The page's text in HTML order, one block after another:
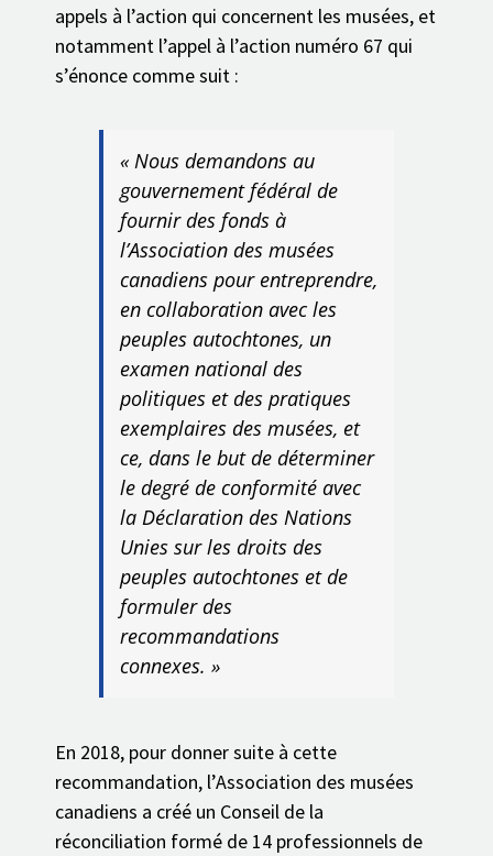
appels à l’action qui concernent les musées, et
notamment l’appel à l’action numéro 67 qui
s’énonce comme suit :
« Nous demandons au
gouvernement fédéral de
fournir des fonds à
l’Association des musées
canadiens pour entreprendre,
en collaboration avec les
peuples autochtones, un
examen national des
politiques et des pratiques
exemplaires des musées, et
ce, dans le but de déterminer
le degré de conformité avec
la Déclaration des Nations
Unies sur les droits des
peuples autochtones et de
formuler des
recommandations
connexes. »
En 2018, pour donner suite à cette
recommandation, l’Association des musées
canadiens a créé un Conseil de la
réconciliation formé de 14 professionnels de